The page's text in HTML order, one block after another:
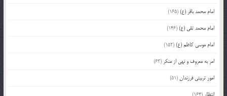
امام محمد باقر (ع)(165)
امام محمد تقی (ع)(146)
امام موسی کاظم (ع)(152)
امر به معروف و نهی از منکر (63)
امور تربیتی فرزندان(51)